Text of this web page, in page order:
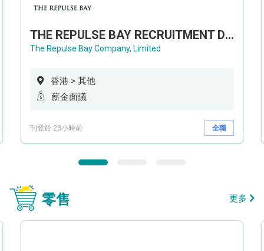
THE REPULSE BAY RECRUITMENT DAY 淺水灣影灣園人才招聘會
The Repulse Bay Company, Limited
香港 > 其他
薪金面議
刊登於 23小時前 全職
零售 更多